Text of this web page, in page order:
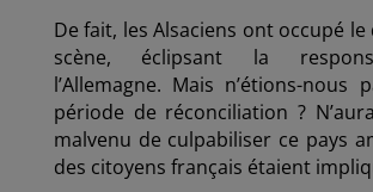
De fait, les Alsaciens ont occupé le
scène, éclipsant la
l’Allemagne. Mais n’étions-nous
période de réconciliation ?
malvenu de culpabiliser ce pays
des citoyens français étaient